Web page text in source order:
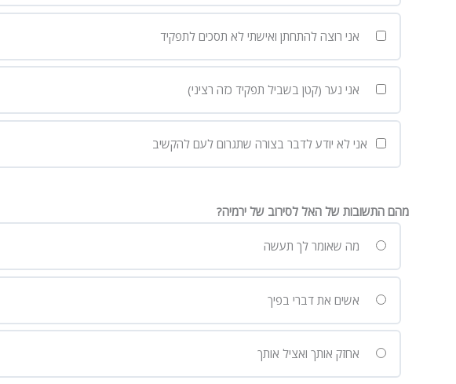
אני רוצה להתחתן ואישתי לא תסכים לתפקיד
אני נער (קטן בשביל תפקיד כזה רציני)
אני לא יודע לדבר בצורה שתגרום לעם להקשיב
מהם התשובות של האל לסירוב של ירמיה?
מה שאומר לך תעשה
אשים את דברי בפיך
אחזק אותך ואציל אותך